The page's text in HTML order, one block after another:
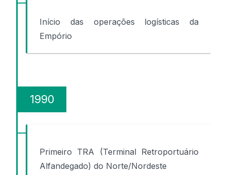
Início das operações logísticas da
Empório
1990
Primeiro TRA (Terminal Retroportuário
Alfandegado) do Norte/Nordeste